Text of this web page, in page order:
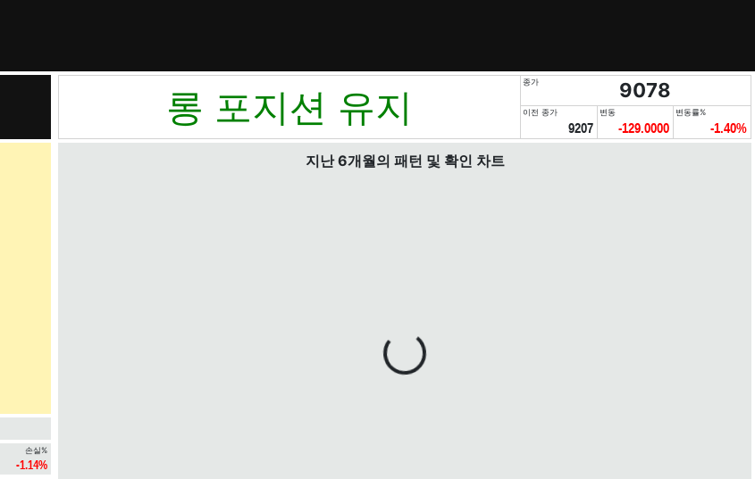
롱 포지션 유지
종가 9078
이전 종가
9207
변동
-129.0000
변동률%
-1.40%
손실%
-1.14%
지난 6개월의 패턴 및 확인 차트